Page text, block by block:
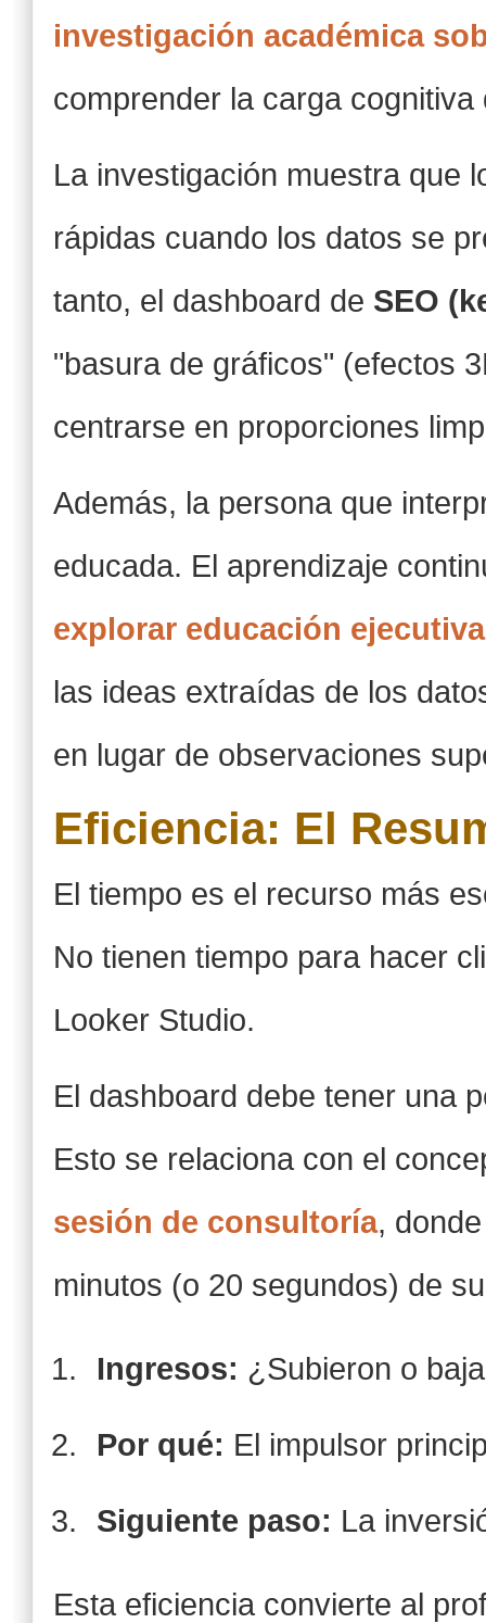
investigación académica
comprender la carga
La investigación muestra que
rápidas cuando los datos se
tanto, el dashboard de SEO
"basura de gráficos" (efectos
centrarse en proporciones
Además, la persona que
educada. El aprendizaje
explorar educación
las ideas extraídas de los
en lugar de observaciones
Eficiencia: El
El tiempo es el recurso más
No tienen tiempo para hacer
Looker Studio.
El dashboard debe tener una
Esto se relaciona con el
sesión de consultoría,
minutos (o 20 segundos) de
Ingresos: ¿Subieron o
Por qué: El impulsor
Siguiente paso: La
Esta eficiencia convierte al